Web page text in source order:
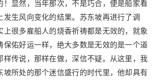
！显然，当年那次，不是巧合，便是船家看
发生风向变化的结果。苏东坡再进行了调
上很多雇船人的烧香祈祷都是无效的，就象
保佑好运一样，绝大多数是无效的是一个道
样传说，那样在做，深信不疑。从这里，我
坡所处的那个迷信盛行的时代里，他却具有